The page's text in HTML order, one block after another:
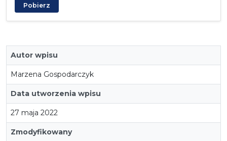
Pobierz
Autor wpisu
Marzena Gospodarczyk
Data utworzenia wpisu
27 maja 2022
Zmodyfikowany